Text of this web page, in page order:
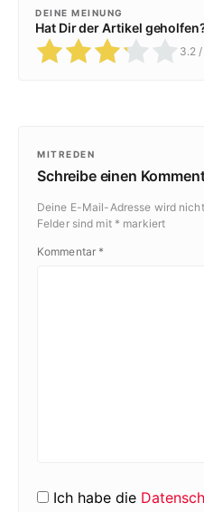
DEINE MEINUNG
Hat Dir der Artikel
3.2
MITREDEN
Schreibe einen
Deine E-Mail-Adresse wird
Felder sind mit * markiert
Kommentar *
Ich habe die